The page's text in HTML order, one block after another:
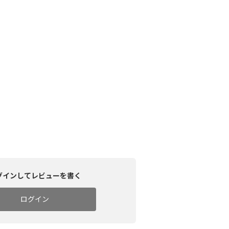
インしてレビューを書く
ログイン